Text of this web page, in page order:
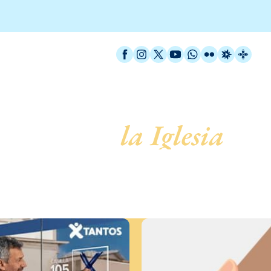
Facebook
Instagram
X / Twitter
YouTube
WhatsApp
FlickrRadio
la Iglesia